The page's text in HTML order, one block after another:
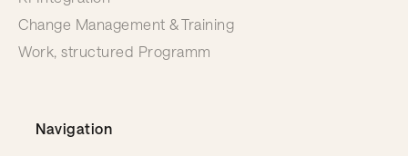
Change Management & Training
Work, structured Programm
Navigation